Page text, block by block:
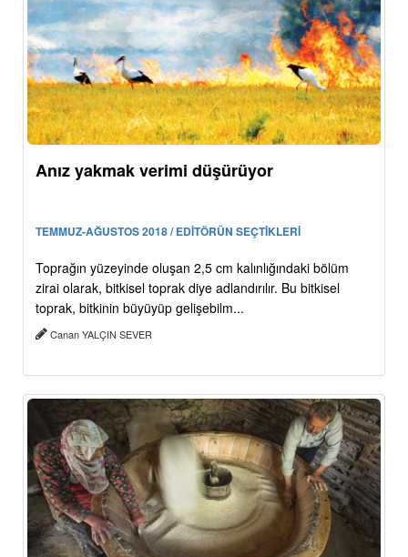
Anız yakmak verimi düşürüyor
TEMMUZ-AĞUSTOS 2018 / EDİTÖRÜN SEÇTİKLERİ
Toprağın yüzeyinde oluşan 2,5 cm kalınlığındaki bölüm
zirai olarak, bitkisel toprak diye adlandırılır. Bu bitkisel
toprak, bitkinin büyüyüp gelişebilm...
Canan YALÇIN SEVER